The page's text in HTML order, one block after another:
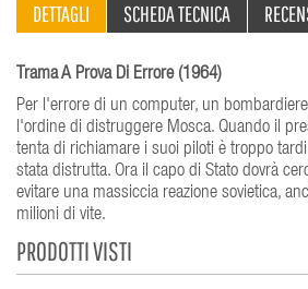
DETTAGLI SCHEDA TECNICA
Trama A Prova Di Errore (1964)
Per l'errore di un computer, un
l'ordine di distruggere Mosca. Quando il
tenta di richiamare i suoi piloti è troppo
stata distrutta. Ora il capo di Stato dovrà
evitare una massiccia reazione sovietica,
milioni di vite.
PRODOTTI VISTI